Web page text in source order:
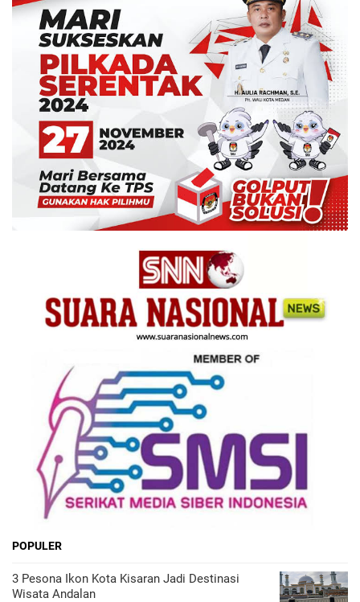
POPULER
3 Pesona Ikon Kota Kisaran Jadi Destinasi
Wisata Andalan